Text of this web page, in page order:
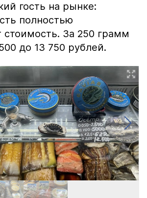
гость на рынке:
полностью
стоимость. За 250 грамм
до 13 750 рублей.